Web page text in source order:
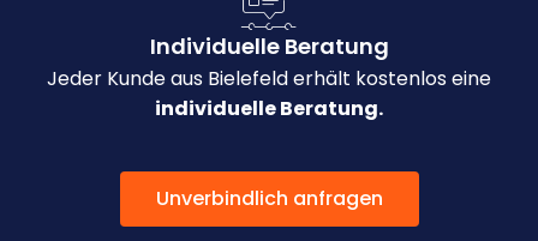
Individuelle Beratung
Jeder Kunde aus Bielefeld erhält kostenlos eine
individuelle Beratung.
Unverbindlich anfragen